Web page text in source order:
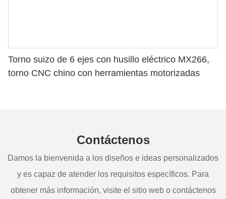
Torno suizo de 6 ejes con husillo eléctrico MX266,
torno CNC chino con herramientas motorizadas
Contáctenos
Damos la bienvenida a los diseños e ideas personalizados
y es capaz de atender los requisitos específicos. Para
obtener más información, visite el sitio web o contáctenos